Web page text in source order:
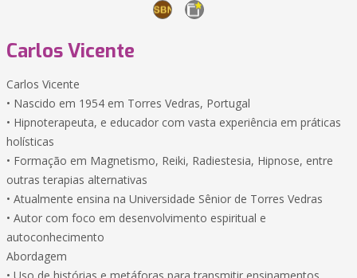
Carlos Vicente
Carlos Vicente
• Nascido em 1954 em Torres Vedras, Portugal
• Hipnoterapeuta, e educador com vasta experiência em práticas
holísticas
• Formação em Magnetismo, Reiki, Radiestesia, Hipnose, entre
outras terapias alternativas
• Atualmente ensina na Universidade Sênior de Torres Vedras
• Autor com foco em desenvolvimento espiritual e
autoconhecimento
Abordagem